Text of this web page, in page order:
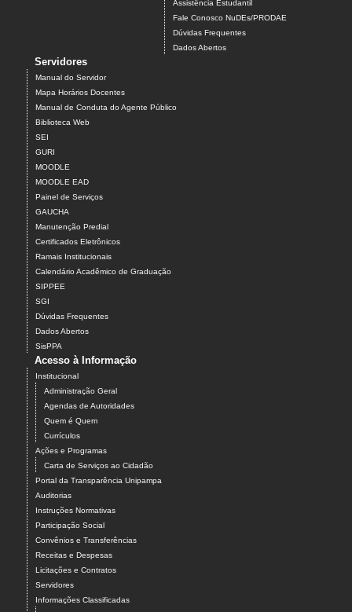
Assistência Estudantil
Fale Conosco NuDEs/PRODAE
Dúvidas Frequentes
Dados Abertos
Servidores
Manual do Servidor
Mapa Horários Docentes
Manual de Conduta do Agente Público
Biblioteca Web
SEI
GURI
MOODLE
MOODLE EAD
Painel de Serviços
GAUCHA
Manutenção Predial
Certificados Eletrônicos
Ramais Institucionais
Calendário Acadêmico de Graduação
SIPPEE
SGI
Dúvidas Frequentes
Dados Abertos
SisPPA
Acesso à Informação
Institucional
Administração Geral
Agendas de Autoridades
Quem é Quem
Currículos
Ações e Programas
Carta de Serviços ao Cidadão
Portal da Transparência Unipampa
Auditorias
Instruções Normativas
Participação Social
Convênios e Transferências
Receitas e Despesas
Licitações e Contratos
Servidores
Informações Classificadas